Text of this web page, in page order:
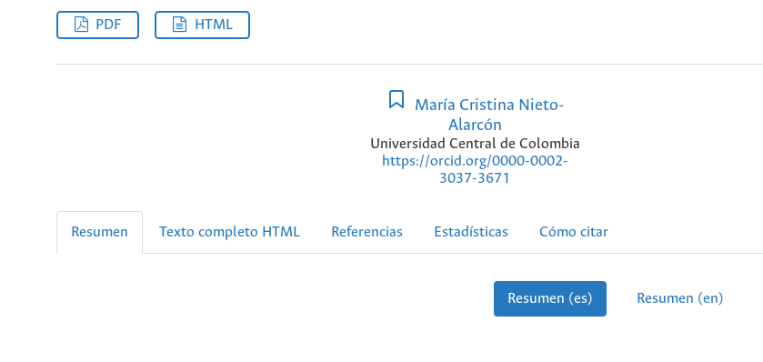
PDF HTML
María Cristina Nieto-
Alarcón
Universidad Central de Colombia
https://orcid.org/0000-0002-
3037-3671
Resumen Texto completo HTML Referencias Estadísticas Cómo citar
Resumen (es) Resumen (en)